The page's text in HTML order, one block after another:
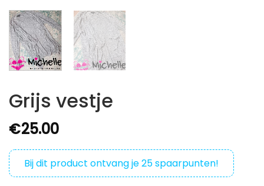
Grijs vestje
€25.00
Bij dit product ontvang je25spaarpunten!